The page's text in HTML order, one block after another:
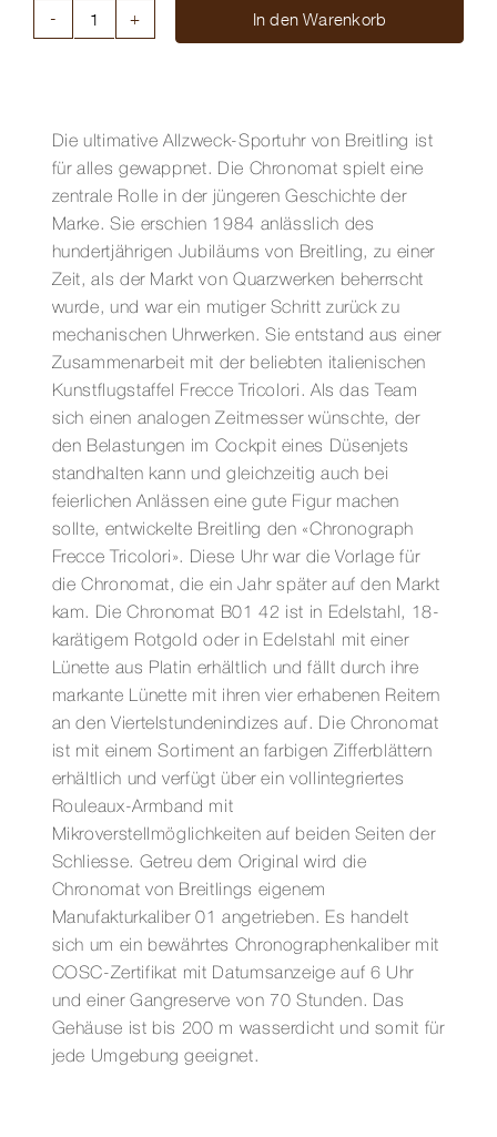
Menge
In den Warenkorb
Die ultimative Allzweck-Sportuhr von Breitling ist
für alles gewappnet. Die Chronomat spielt eine
zentrale Rolle in der jüngeren Geschichte der
Marke. Sie erschien 1984 anlässlich des
hundertjährigen Jubiläums von Breitling, zu einer
Zeit, als der Markt von Quarzwerken beherrscht
wurde, und war ein mutiger Schritt zurück zu
mechanischen Uhrwerken. Sie entstand aus einer
Zusammenarbeit mit der beliebten italienischen
Kunstflugstaffel Frecce Tricolori. Als das Team
sich einen analogen Zeitmesser wünschte, der
den Belastungen im Cockpit eines Düsenjets
standhalten kann und gleichzeitig auch bei
feierlichen Anlässen eine gute Figur machen
sollte, entwickelte Breitling den «Chronograph
Frecce Tricolori». Diese Uhr war die Vorlage für
die Chronomat, die ein Jahr später auf den Markt
kam. Die Chronomat B01 42 ist in Edelstahl, 18-
karätigem Rotgold oder in Edelstahl mit einer
Lünette aus Platin erhältlich und fällt durch ihre
markante Lünette mit ihren vier erhabenen Reitern
an den Viertelstundenindizes auf. Die Chronomat
ist mit einem Sortiment an farbigen Zifferblättern
erhältlich und verfügt über ein vollintegriertes
Rouleaux-Armband mit
Mikroverstellmöglichkeiten auf beiden Seiten der
Schliesse. Getreu dem Original wird die
Chronomat von Breitlings eigenem
Manufakturkaliber 01 angetrieben. Es handelt
sich um ein bewährtes Chronographenkaliber mit
COSC-Zertifikat mit Datumsanzeige auf 6 Uhr
und einer Gangreserve von 70 Stunden. Das
Gehäuse ist bis 200 m wasserdicht und somit für
jede Umgebung geeignet.